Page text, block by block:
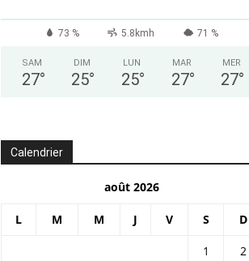
73 % 5.8kmh 71 %
SAM
27°
DIM
25°
LUN
25°
MAR
27°
MER
27°
Calendrier
août 2026
L M M J V S D
1
2